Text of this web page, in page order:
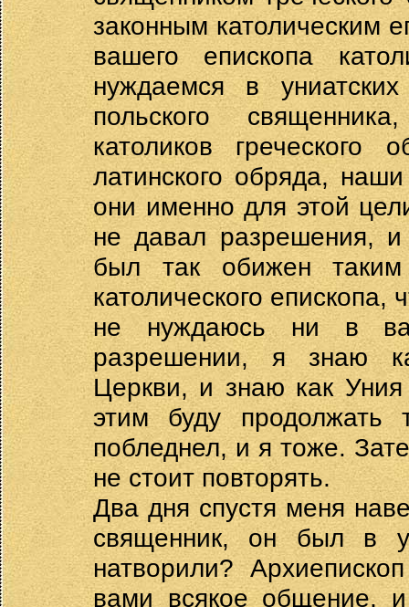
законным католическим
вашего епископа
нуждаемся в
польского
католиков
латинского обряда,
они именно для этой
не давал разрешения,
был так обижен
католического епископа,
не нуждаюсь ни в
разрешении, я знаю
Церкви, и знаю как
этим буду продолжать
побледнел, и я тоже.
не стоит повторять.
Два дня спустя меня
священник, он был в
натворили?
вами всякое общение,